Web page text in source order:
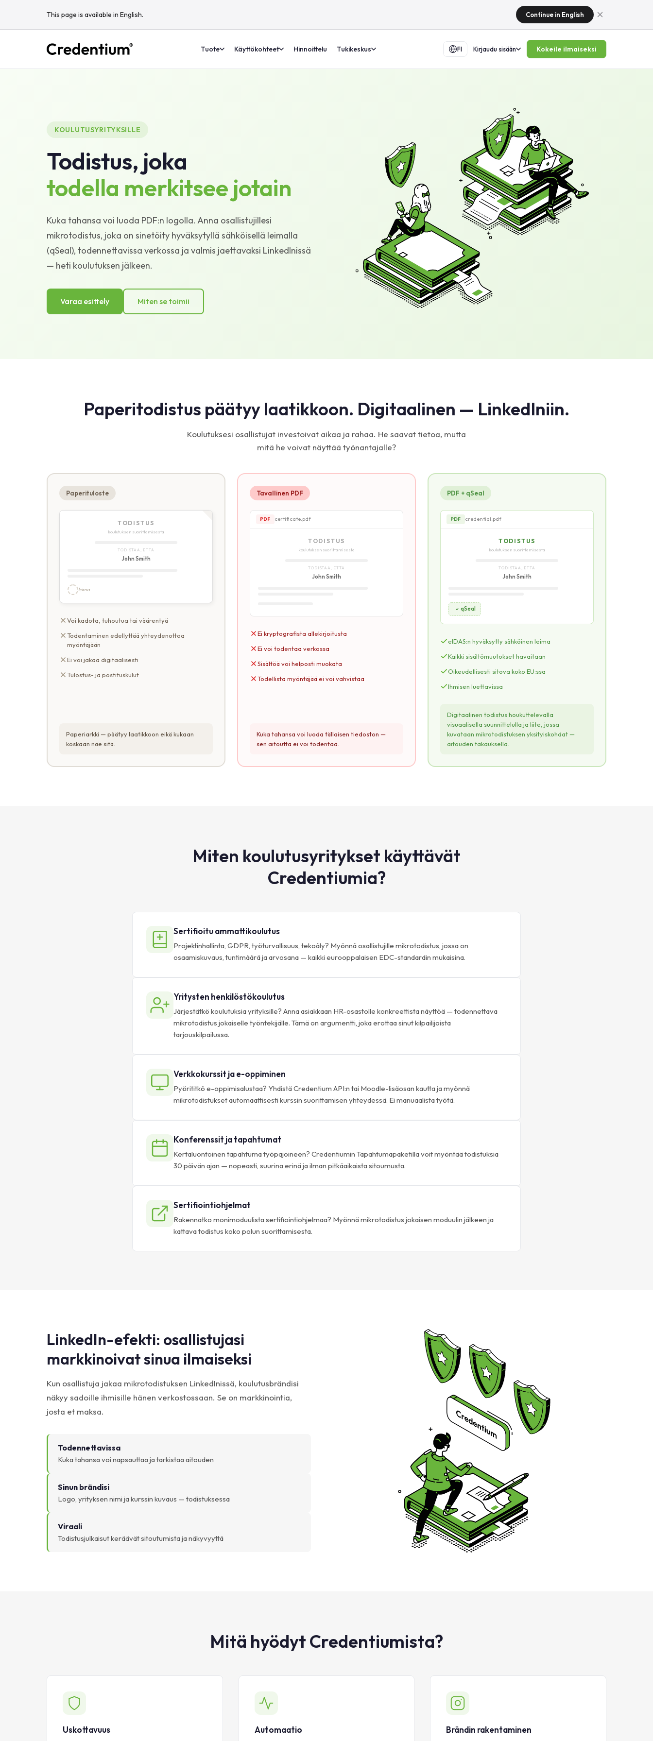
This page is available in English. Continue in English
Tuote Käyttökohteet Hinnoittelu Tukikeskus FI Kirjaudu sisään Kokeile ilmaiseksi
KOULUTUSYRITYKSILLE
Todistus, joka
todella merkitsee jotain
Kuka tahansa voi luoda PDF:n logolla. Anna osallistujillesi
mikrotodistus, joka on sinetöity hyväksytyllä sähköisellä leimalla
(qSeal), todennettavissa verkossa ja valmis jaettavaksi LinkedInissä
— heti koulutuksen jälkeen.
Varaa esittely Miten se toimii
Paperitodistus päätyy laatikkoon. Digitaalinen — LinkedIniin.
Koulutuksesi osallistujat investoivat aikaa ja rahaa. He saavat tietoa, mutta
mitä he voivat näyttää työnantajalle?
Paperituloste
TODISTUS
koulutuksen suorittamisesta
TODISTAA, ETTÄ
John Smith
leima
Voi kadota, tuhoutua tai väärentyä
Todentaminen edellyttää yhteydenottoa
myöntäjään
Ei voi jakaa digitaalisesti
Tulostus- ja postituskulut
Paperiarkki — päätyy laatikkoon eikä kukaan
koskaan näe sitä.
Tavallinen PDF
PDF certificate.pdf
TODISTUS
koulutuksen suorittamisesta
TODISTAA, ETTÄ
John Smith
Ei kryptografista allekirjoitusta
Ei voi todentaa verkossa
Sisältöä voi helposti muokata
Todellista myöntäjää ei voi vahvistaa
Kuka tahansa voi luoda tällaisen tiedoston —
sen aitoutta ei voi todentaa.
PDF + qSeal
TODISTUS
koulutuksen suorittamisesta
TODISTAA, ETTÄ
John Smith
LIITE
qSeal
eIDAS:n hyväksytty sähköinen leima
Kaikki sisältömuutokset havaitaan
Oikeudellisesti sitova koko EU:ssa
Ihmisen luettavissa
Digitaalinen todistus houkuttelevalla
visuaalisella suunnittelulla ja liite, jossa
kuvataan mikrotodistuksen yksityiskohdat —
aitouden takauksella.
Miten koulutusyritykset käyttävät
Credentiumia?
Sertifioitu ammattikoulutus
Projektinhallinta, GDPR, työturvallisuus, tekoäly? Myönnä osallistujille mikrotodistus, jossa on
osaamiskuvaus, tuntimäärä ja arvosana — kaikki eurooppalaisen EDC-standardin mukaisina.
Yritysten henkilöstökoulutus
Järjestätkö koulutuksia yrityksille? Anna asiakkaan HR-osastolle konkreettista näyttöä — todennettava
mikrotodistus jokaiselle työntekijälle. Tämä on argumentti, joka erottaa sinut kilpailijoista
tarjouskilpailussa.
Verkkokurssit ja e-oppiminen
Pyörititkö e-oppimisalustaa? Yhdistä Credentium API:n tai Moodle-lisäosan kautta ja myönnä
mikrotodistukset automaattisesti kurssin suorittamisen yhteydessä. Ei manuaalista työtä.
Konferenssit ja tapahtumat
Kertaluontoinen tapahtuma työpajoineen? Credentiumin Tapahtumapaketilla voit myöntää todistuksia
30 päivän ajan — nopeasti, suurina erinä ja ilman pitkäaikaista sitoumusta.
Sertifiointiohjelmat
Rakennatko monimoduulista sertifiointiohjelmaa? Myönnä mikrotodistus jokaisen moduulin jälkeen ja
kattava todistus koko polun suorittamisesta.
LinkedIn-efekti: osallistujasi
markkinoivat sinua ilmaiseksi
Kun osallistuja jakaa mikrotodistuksen LinkedInissä, koulutusbrändisi
näkyy sadoille ihmisille hänen verkostossaan. Se on markkinointia,
josta et maksa.
Todennettavissa
Kuka tahansa voi napsauttaa ja tarkistaa aitouden
Sinun brändisi
Logo, yrityksen nimi ja kurssin kuvaus — todistuksessa
Viraali
Todistusjulkaisut keräävät sitoutumista ja näkyvyyttä
Mitä hyödyt Credentiumista?
Uskottavuus Automaatio Brändin rakentaminen